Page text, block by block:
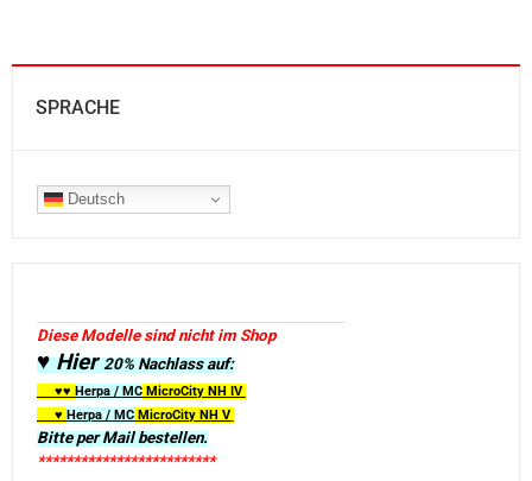
SPRACHE
Deutsch
Diese Modelle sind nicht im Shop
♥ Hier20% Nachlass auf:
♥♥ Herpa / MC MicroCity NH IV
♥ Herpa / MC MicroCity NH V
Bitte per Mail bestellen.
*************************